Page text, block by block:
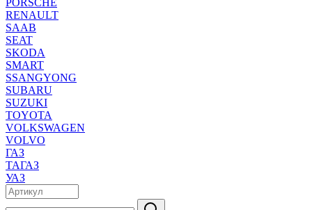
PORSCHE
RENAULT
SAAB
SEAT
SKODA
SMART
SSANGYONG
SUBARU
SUZUKI
TOYOTA
VOLKSWAGEN
VOLVO
ГАЗ
ТАГАЗ
УАЗ